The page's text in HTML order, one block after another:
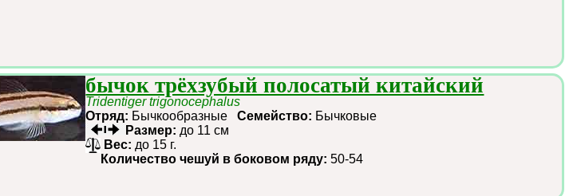
бычок трёхзубый полосатый китайский
Tridentiger trigonocephalus
Отряд: БычкообразныеСемейство: Бычковые
Размер: до 11 см
Вес: до 15 г.
Количество чешуй в боковом ряду:50-54